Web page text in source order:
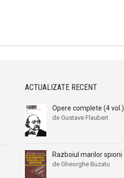
ACTUALIZATE RECENT
Opere complete (4 vol.)
de Gustave Flaubert
Razboiul marilor spioni
de Gheorghe Buzatu